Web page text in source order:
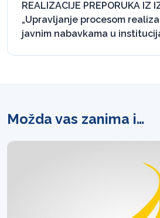
REALIZACIJE PREPORUKA IZ
„Upravljanje procesom
javnim nabavkama u
Možda vas zanima i…